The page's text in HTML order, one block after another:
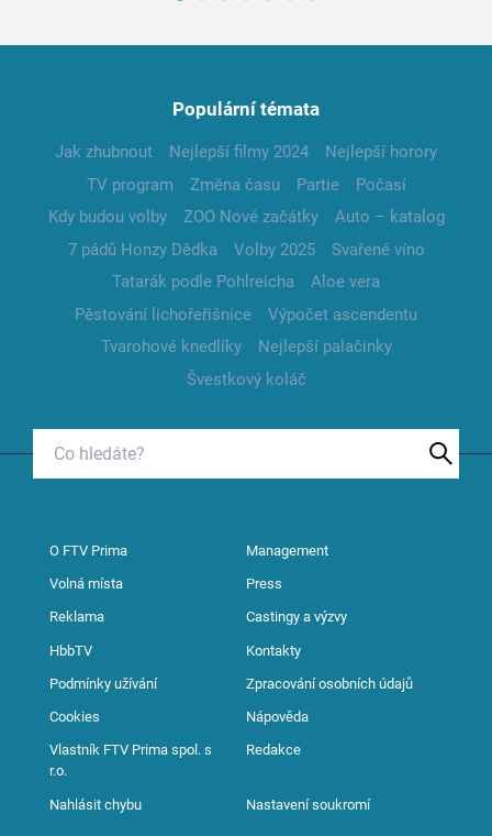
Populární témata
Jak zhubnout Nejlepší filmy 2024
Nejlepší horory
TV program
Změna času Partie
Počasí
Kdy budou volby
ZOO Nové začátky
Auto – katalog
7 pádů Honzy Dědka
Volby 2025
Svařené víno
Tatarák podle Pohlreicha
Aloe vera
Pěstování lichořeřišnice
Výpočet ascendentu
Tvarohové knedlíky
Nejlepší palačinky
Švestkový koláč
O FTV Prima Management
Volná místa Press
Reklama Castingy a výzvy
HbbTV Kontakty
Podmínky užívání Zpracování osobních údajů
Cookies Nápověda
Vlastník FTV Prima spol. s
r.o.
Redakce
Nahlásit chybu Nastavení soukromí